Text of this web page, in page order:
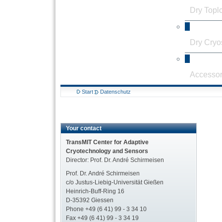
Dry
Dry
Start Datenschutz
Your contact
TransMIT Center for Adaptive
Cryotechnology and Sensors
Director: Prof. Dr. André Schirmeisen
Prof. Dr. André Schirmeisen
c/o Justus-Liebig-Universität Gießen
Heinrich-Buff-Ring 16
D-35392 Giessen
Phone +49 (6 41) 99 - 3 34 10
Fax +49 (6 41) 99 - 3 34 19